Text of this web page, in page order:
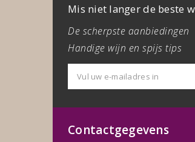
Mis niet langer de beste
De scherpste aanbiedingen
Handige wijn en spijs tips
Contactgegevens